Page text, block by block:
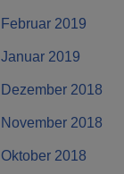
Februar 2019
Januar 2019
Dezember 2018
November 2018
Oktober 2018